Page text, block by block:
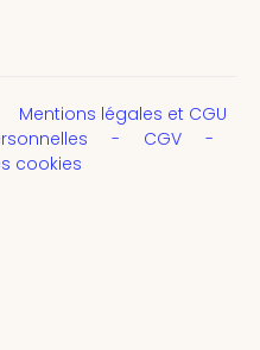
Mentions légales et CGU
CGV
cookies